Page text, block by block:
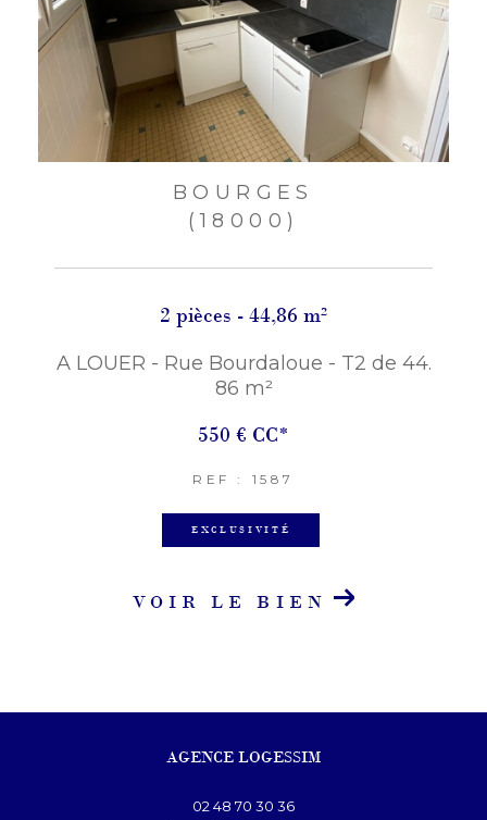
BOURGES
(18000)
2 pièces - 44,86 m²
A LOUER - Rue Bourdaloue - T2 de 44.
86 m²
550 € CC*
REF : 1587
EXCLUSIVITÉ
VOIR LE BIEN
AGENCE LOGESSIM
02 48 70 30 36